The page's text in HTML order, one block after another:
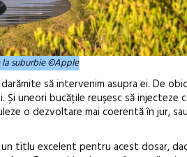
la suburbie ©Apple
să intervenim asupra ei. De
uneori bucățile reușesc să injecteze
o dezvoltare mai coerentă în jur,
titlu excelent pentru acest dosar,